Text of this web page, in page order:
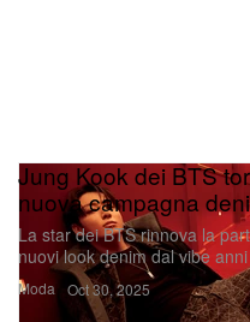
Moda
Jung Kook dei BTS
nuova campagna
La star dei BTS rinnova la
nuovi look denim dal vibe anni
Oct 30, 2025